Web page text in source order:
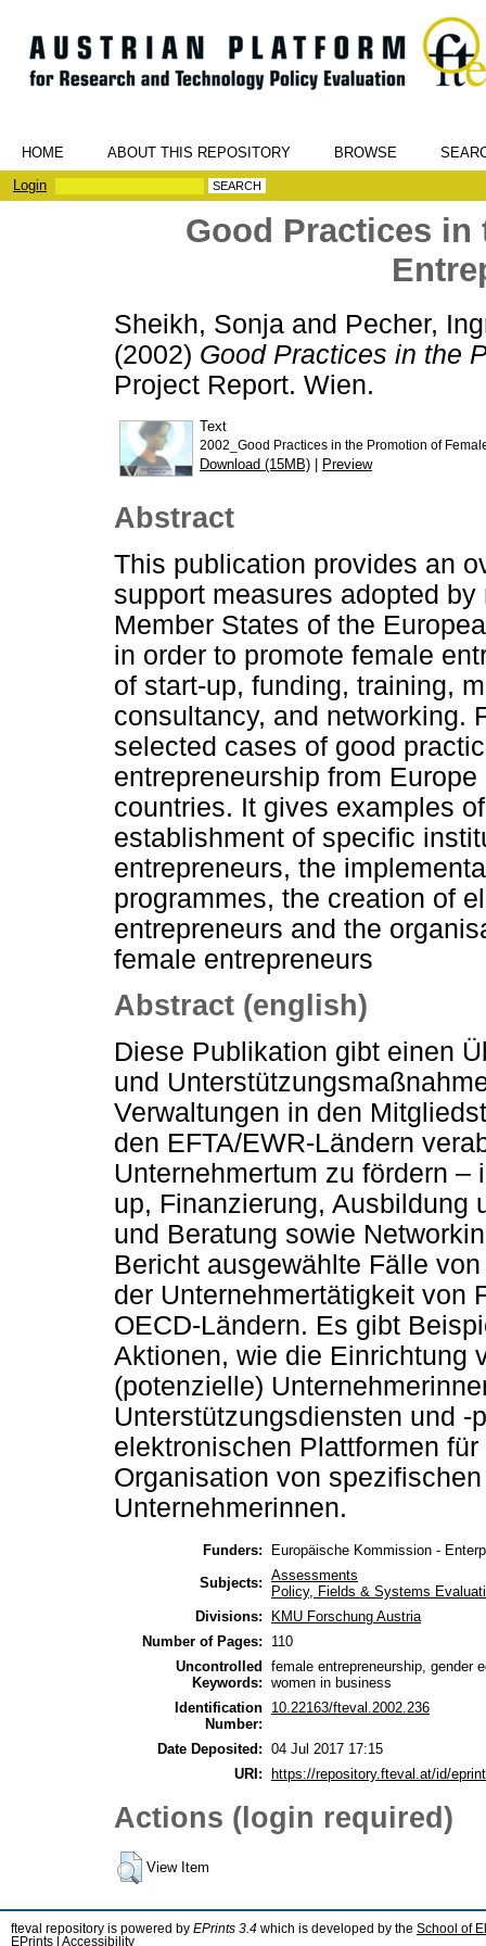
HOME ABOUT THIS REPOSITORY BROWSE
Login
Good Practices in
Sheikh, Sonja and Pecher,
(2002) Good Practices in the
Project Report. Wien.
Text
2002_Good Practices in the Promotion of
Download (15MB) | Preview
Abstract
This publication provides an
support measures adopted
Member States of the
in order to promote female
of start-up, funding, training,
consultancy, and networking.
selected cases of good
entrepreneurship from
countries. It gives examples
establishment of specific
entrepreneurs, the
programmes, the creation of
entrepreneurs and the
female entrepreneurs
Abstract (english)
Diese Publikation gibt einen
und
Verwaltungen in den
den EFTA/EWR-Ländern
Unternehmertum zu fördern
up, Finanzierung, Ausbildung
und Beratung sowie
Bericht ausgewählte Fälle
der Unternehmertätigkeit von
OECD-Ländern. Es gibt
Aktionen, wie die Einrichtung
(potenzielle)
Unterstützungsdiensten und
elektronischen Plattformen
Organisation von
Unternehmerinnen.
Funders:
Europäische Kommission -
Subjects: Assessments
Policy, Fields & Systems
Divisions:
KMU Forschung Austria
Number of Pages:
110
Uncontrolled
Keywords:
female entrepreneurship, gender
women in business
Identification
Number:
10.22163/fteval.2002.236
Date Deposited: 04 Jul 2017 17:15
URI:
https://repository.fteval.at/id/
Actions (login required)
View Item
fteval repository is powered by EPrints 3.4 which is developed by the School of
EPrints
Accessibility